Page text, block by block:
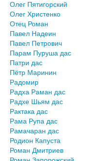
Олег Пятигорский
Олег Христенко
Отец Роман
Павел Надеин
Павел Петрович
Парам Пуруша дас
Патри дас
Пётр Маринин
Радомир
Радха Раман дас
Радхе Шьям дас
Рактака дас
Рама Рупа дас
Рамачаран дас
Родион Капуста
Роман Дмитриев